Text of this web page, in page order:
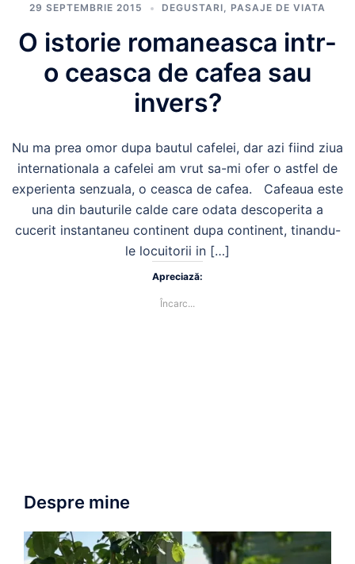
29 SEPTEMBRIE 2015 DEGUSTARI, PASAJE DE VIATA
O istorie romaneasca intr-
o ceasca de cafea sau
invers?
Nu ma prea omor dupa bautul cafelei, dar azi fiind ziua
internationala a cafelei am vrut sa-mi ofer o astfel de
experienta senzuala, o ceasca de cafea. Cafeaua este
una din bauturile calde care odata descoperita a
cucerit instantaneu continent dupa continent, tinandu-
le locuitorii in […]
Apreciază:
Încarc...
Despre mine